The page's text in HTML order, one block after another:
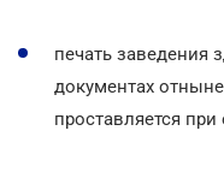
печать заведения
документах
проставляется